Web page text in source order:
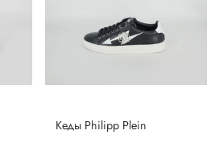
Кеды Philipp Plein